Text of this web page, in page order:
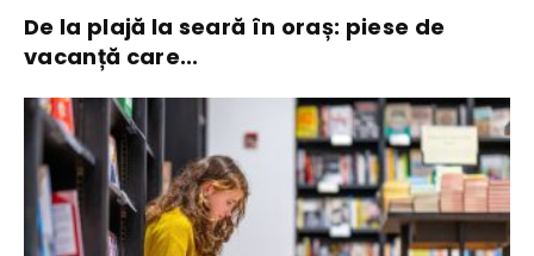
De la plajă la seară în oraș: piese de
vacanță care...